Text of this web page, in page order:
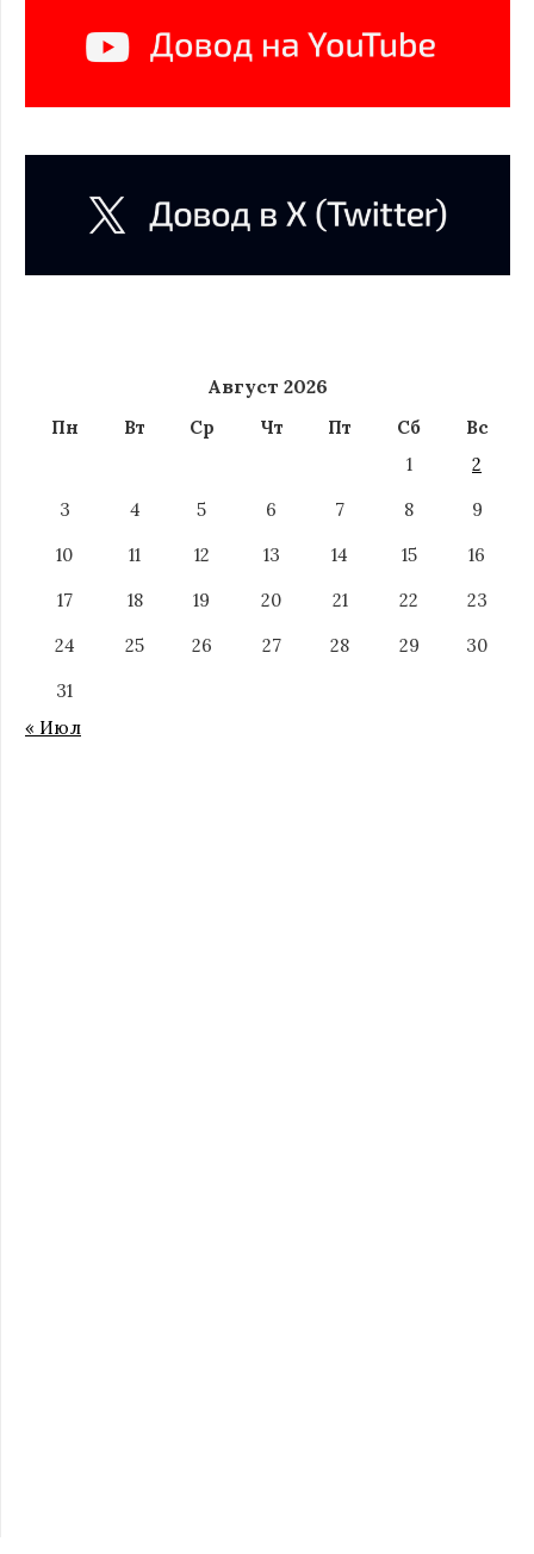
Август 2026
Пн Вт Ср Чт Пт Сб
Вс
1
2
3
4 5 6 7 8
9
10
11 12 13 14 15
16
17
18 19 20 21 22
23
24
25 26 27 28 29
30
31
« Июл